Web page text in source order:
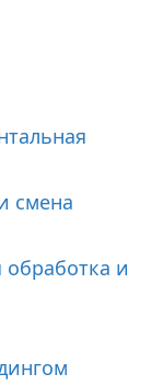
смена
и